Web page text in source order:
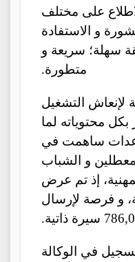
على مختلف
و الاستفادة
سهلة؛ سريعة و
متطورة.
لإنعاش التشغيل
محتوياته لما
ساهمت في
و الشباب
إذ تم عرض
وظيفة، و فرصة لإرسال
في الوكالة